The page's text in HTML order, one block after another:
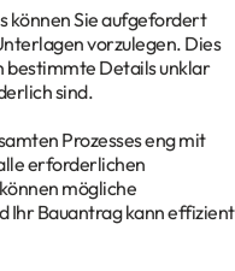
können Sie aufgefordert
vorzulegen. Dies
bestimmte Details unklar
sind.
Prozesses eng mit
erforderlichen
mögliche
Ihr Bauantrag kann effizient